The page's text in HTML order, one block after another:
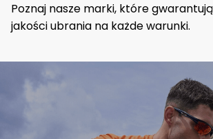
Poznaj nasze marki, które
jakości ubrania na każde warunki.